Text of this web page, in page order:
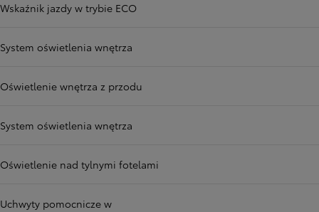
Wskaźnik jazdy w trybie ECO
System oświetlenia wnętrza
Oświetlenie wnętrza z przodu
System oświetlenia wnętrza
Oświetlenie nad tylnymi fotelami
Uchwyty pomocnicze w